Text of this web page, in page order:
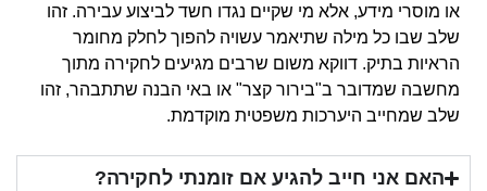
או מוסרי מידע, אלא מי שקיים נגדו חשד לביצוע עבירה. זהו
שלב שבו כל מילה שתיאמר עשויה להפוך לחלק מחומר
הראיות בתיק. דווקא משום שרבים מגיעים לחקירה מתוך
מחשבה שמדובר ב"בירור קצר" או באי הבנה שתתבהר, זהו
שלב שמחייב היערכות משפטית מוקדמת.
האם אני חייב להגיע אם זומנתי לחקירה?